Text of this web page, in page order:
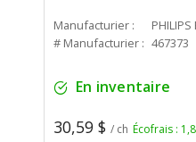
Manufacturier :
PHILIPS
# Manufacturier : 467373
En inventaire
30,59 $ / ch Écofrais :